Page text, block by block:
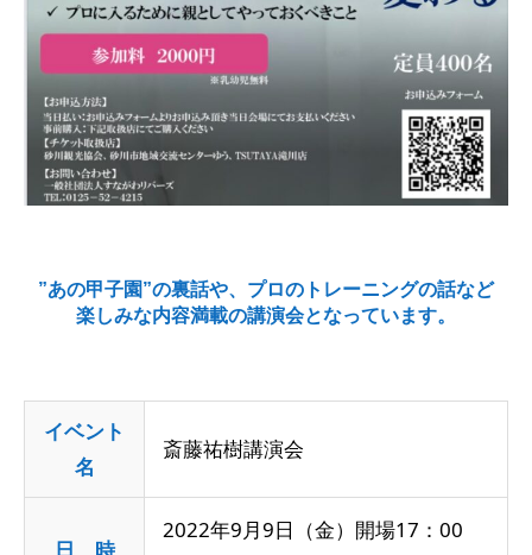
”あの甲子園”の裏話や、プロのトレーニングの話など
楽しみな内容満載の講演会となっています。
イベント
名
斎藤祐樹講演会
日 時
2022年9月9日（金）開場17：00